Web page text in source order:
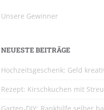
Unsere Gewinner
NEUESTE BEITRÄGE
Hochzeitsgeschenk: Geld
Rezept: Kirschkuchen mit